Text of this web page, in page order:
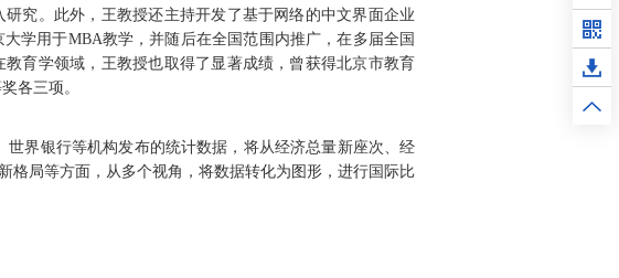
究。此外，王教授还主持开发了基于网络的中文界面企业
学用于MBA教学，并随后在全国范围内推广，在多届全国
育学领域，王教授也取得了显著成绩，曾获得北京市教育
各三项。
界银行等机构发布的统计数据，将从经济总量新座次、经
局等方面，从多个视角，将数据转化为图形，进行国际比